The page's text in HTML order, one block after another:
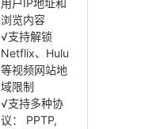
用户IP地址和
浏览内容
√支持解锁
Netflix、Hulu
等视频网站地
域限制
√支持多种协
议： PPTP,